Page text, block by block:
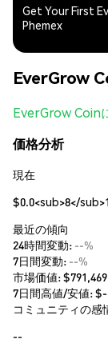
Get Your First
Phemex
EverGrow
EverGrow Coin
価格分析
現在
$0.0<sub>8</
最近の傾向
24時間変動: --%
7日間変動: --%
市場価値:
7日間高値/安値: $
コミュニティの感
--